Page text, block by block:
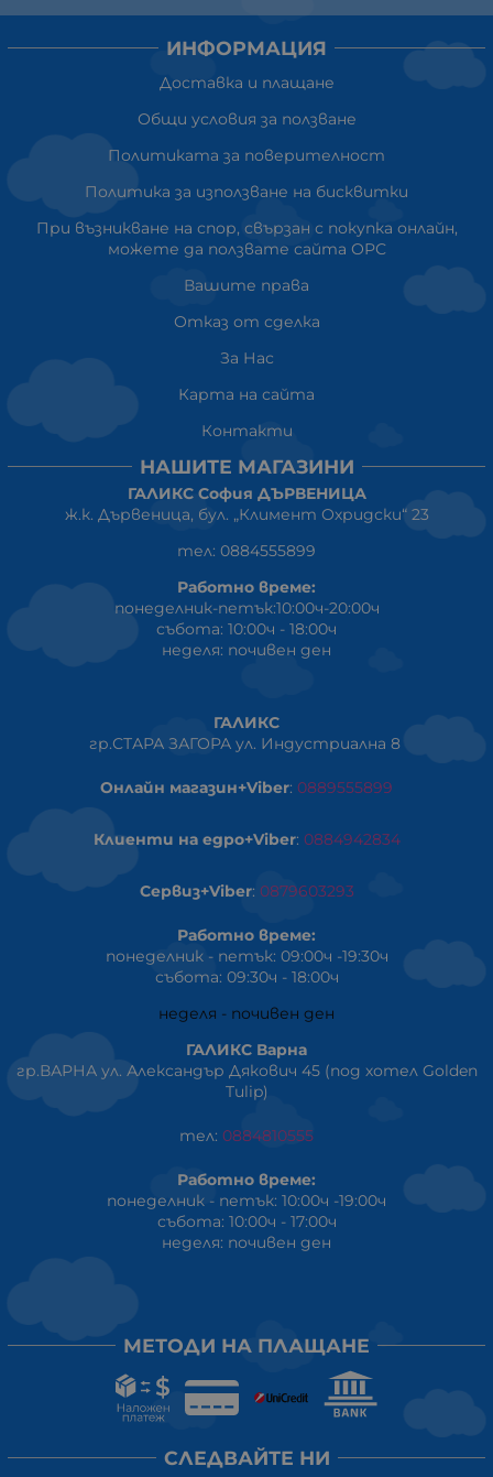
ИНФОРМАЦИЯ
Доставка и плащане
Общи условия за ползване
Политиката за поверителност
Политика за използване на бисквитки
При възникване на спор, свързан с покупка онлайн,
можете да ползвате сайта ОРС
Вашите права
Отказ от сделка
За Нас
Карта на сайта
Контакти
НАШИТЕ МАГАЗИНИ
ГАЛИКС София ДЪРВЕНИЦА
ж.к. Дървеница, бул. „Климент Охридски“ 23
тел: 0884555899
Работно време:
понеделник-петък:10:00ч-20:00ч
събота: 10:00ч - 18:00ч
неделя: почивен ден
ГАЛИКС
гр.СТАРА ЗАГОРА ул. Индустриална 8
Онлайн магазин+Viber: 0889555899
Клиенти на едро+Viber: 0884942834
Сервиз+Viber: 0879603293
Работно време:
понеделник - петък: 09:00ч -19:30ч
събота: 09:30ч - 18:00ч
неделя - почивен ден
ГАЛИКС Варна
гр.ВАРНА ул. Александър Дякович 45 (под хотел Golden
Tulip)
тел: 0884810555
Работно време:
понеделник - петък: 10:00ч -19:00ч
събота: 10:00ч - 17:00ч
неделя: почивен ден
МЕТОДИ НА ПЛАЩАНЕ
СЛЕДВАЙТЕ НИ